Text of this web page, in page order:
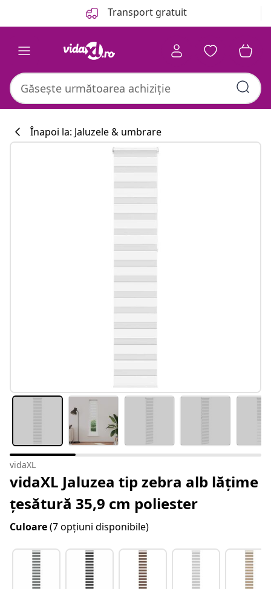
Transport gratuit
Înapoi la: Jaluzele & umbrare
vidaXL
vidaXL Jaluzea tip zebra alb lățime
țesătură 35,9 cm poliester
Culoare(7 opțiuni disponibile)